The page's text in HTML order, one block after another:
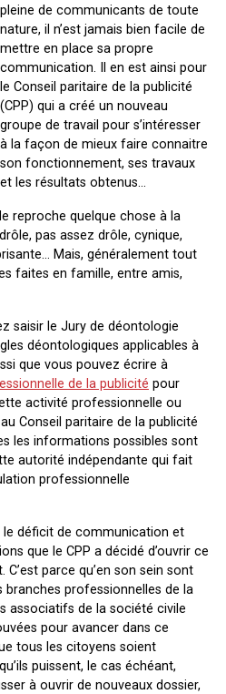
pleine de communicants de toute
nature, il n’est jamais bien facile de
mettre en place sa propre
communication. Il en est ainsi pour
le Conseil paritaire de la publicité
(CPP) qui a créé un nouveau
groupe de travail pour s’intéresser
à la façon de mieux faire connaitre
son fonctionnement, ses travaux
et les résultats obtenus…
reproche quelque chose à la
pas assez drôle, cynique,
Mais, généralement tout
faites en famille, entre amis,
saisir le Jury de déontologie
déontologiques applicables à
que vous pouvez écrire à
de la publicité pour
activité professionnelle ou
Conseil paritaire de la publicité
les informations possibles sont
autorité indépendante qui fait
professionnelle
le déficit de communication et
que le CPP a décidé d’ouvrir ce
parce qu’en son sein sont
professionnelles de la
associatifs de la société civile
pour avancer dans ce
tous les citoyens soient
puissent, le cas échéant,
à ouvrir de nouveaux dossier,